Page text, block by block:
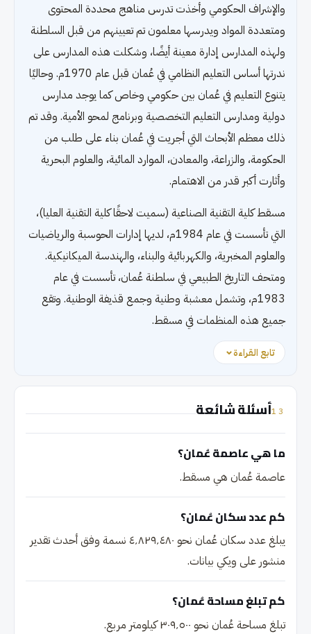
والإشراف الحكومي وأخذت تدرس مناهج محددة المحتوى
ومتعددة المواد ويدرسها معلمون تم تعيينهم من قبل السلطنة
ولهذه المدارس إدارة معينة أيضًا، وشكلت هذه المدارس على
ندرتها أساس التعليم النظامي في عُمان قبل عام 1970م. وحاليًا
يتنوع التعليم في عُمان بين حكومي وخاص كما يوجد مدارس
دولية ومدارس التعليم التخصصية وبرنامج لمحو الأمية. وقد تم
ذلك معظم الأبحاث التي أجريت في عُمان بناء على طلب من
الحكومة، والزراعة، والمعادن، الموارد المائية، والعلوم البحرية
وأثارت أكبر قدر من الاهتمام.
مسقط كلية التقنية الصناعية (سميت لاحقًا كلية التقنية العليا)،
التي تأسست في عام 1984م، لديها إدارات الحوسبة والرياضيات
والعلوم المخبرية، والكهربائية والبناء، والهندسة الميكانيكية.
ومتحف التاريخ الطبيعي في سلطنة عُمان، تأسست في عام
1983م، وتشمل معشبة وطنية وجمع قذيفة الوطنية. وتقع
جميع هذه المنظمات في مسقط.
تابع القراءة
13أسئلة شائعة
ما هي عاصمة عُمان؟
عاصمة عُمان هي مسقط.
كم عدد سكان عُمان؟
يبلغ عدد سكان عُمان نحو ٤٬٨٢٩٬٤٨٠ نسمة وفق أحدث تقدير
منشور على ويكي بيانات.
كم تبلغ مساحة عُمان؟
تبلغ مساحة عُمان نحو ٣٠٩٬٥٠٠ كيلومتر مربع.